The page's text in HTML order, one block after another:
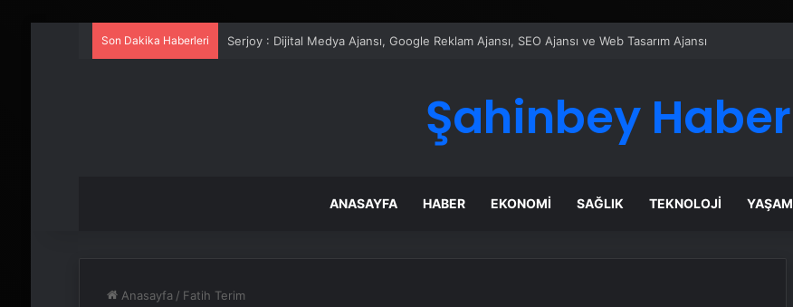
Son Dakika Haberleri Serjoy : Dijital Medya Ajansı, Google Reklam Ajansı, SEO Ajansı ve Web Tasarım Ajansı
Şahinbey Haber
ANASAYFA HABER EKONOMI SAĞLIK TEKNOLOJI YAŞAM
Anasayfa / Fatih Terim